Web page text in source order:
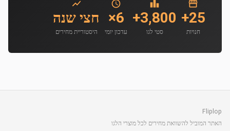
25+
חנויות
3,800+
סטי לגו
6×
עדכון יומי
חצי שנה
היסטוריית מחירים
Fliplop
האתר המוביל להשוואת מחירים לכל מוצרי הלגו